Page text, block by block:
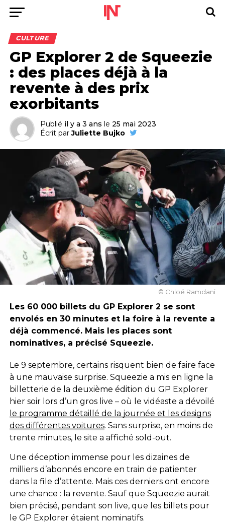
CULTURE
GP Explorer 2 de Squeezie
: des places déjà à la
revente à des prix
exorbitants
Publié il y a 3 ans le 25 mai 2023
Écrit par Juliette Bujko
© Chloé Ramdani
Les 60 000 billets du GP Explorer 2 se sont
envolés en 30 minutes et la foire à la revente a
déjà commencé. Mais les places sont
nominatives, a précisé Squeezie.
Le 9 septembre, certains risquent bien de faire face
à une mauvaise surprise. Squeezie a mis en ligne la
billetterie de la deuxième édition du GP Explorer
hier soir lors d’un gros live – où le vidéaste a dévoilé
le programme détaillé de la journée et les designs
des différentes voitures. Sans surprise, en moins de
trente minutes, le site a affiché sold-out.
Une déception immense pour les dizaines de
milliers d’abonnés encore en train de patienter
dans la file d’attente. Mais ces derniers ont encore
une chance : la revente. Sauf que Squeezie aurait
bien précisé, pendant son live, que les billets pour
le GP Explorer étaient nominatifs.